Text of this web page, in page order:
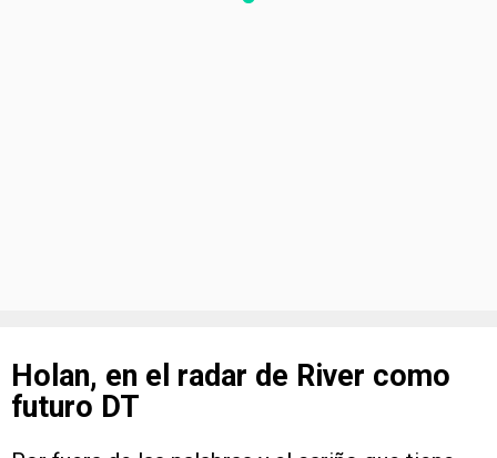
Holan, en el radar de River como
futuro DT